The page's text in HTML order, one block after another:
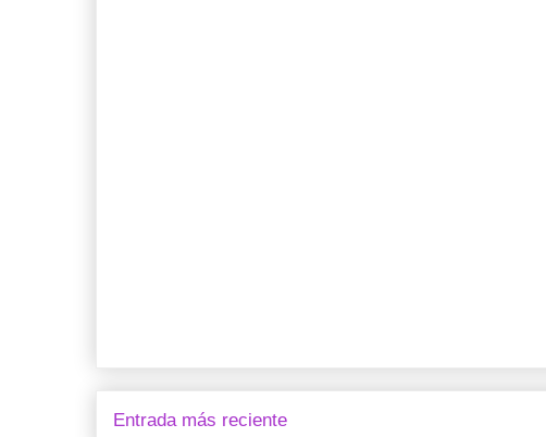
Entrada más reciente